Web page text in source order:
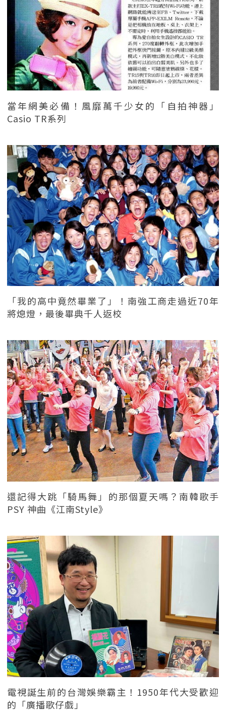
當年網美必備！風靡萬千少女的「自拍神器」
Casio TR系列
「我的高中竟然畢業了」！南強工商走過近70年
將熄燈，最後畢典千人返校
還記得大跳「騎馬舞」的那個夏天嗎？南韓歌手
PSY 神曲《江南Style》
電視誕生前的台灣娛樂霸主！1950年代大受歡迎
的「廣播歌仔戲」